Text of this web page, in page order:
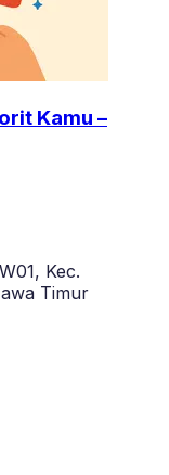
Kamu –
Kec.
Timur